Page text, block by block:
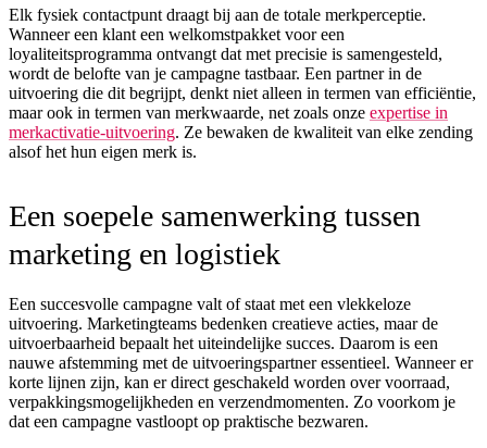
Elk fysiek contactpunt draagt bij aan de totale merkperceptie.
Wanneer een klant een welkomstpakket voor een
loyaliteitsprogramma ontvangt dat met precisie is samengesteld,
wordt de belofte van je campagne tastbaar. Een partner in de
uitvoering die dit begrijpt, denkt niet alleen in termen van efficiëntie,
maar ook in termen van merkwaarde, net zoals onze expertise in
merkactivatie-uitvoering. Ze bewaken de kwaliteit van elke zending
alsof het hun eigen merk is.
Een soepele samenwerking tussen
marketing en logistiek
Een succesvolle campagne valt of staat met een vlekkeloze
uitvoering. Marketingteams bedenken creatieve acties, maar de
uitvoerbaarheid bepaalt het uiteindelijke succes. Daarom is een
nauwe afstemming met de uitvoeringspartner essentieel. Wanneer er
korte lijnen zijn, kan er direct geschakeld worden over voorraad,
verpakkingsmogelijkheden en verzendmomenten. Zo voorkom je
dat een campagne vastloopt op praktische bezwaren.